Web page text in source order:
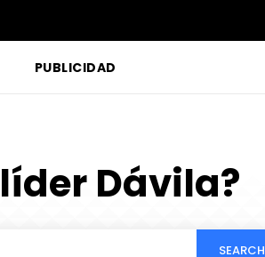
PUBLICIDAD
Dávila?
SEARCH